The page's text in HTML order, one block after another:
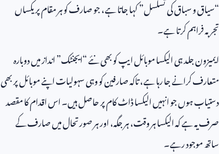
“سیاق و سباق کی تسلسل” کہا جاتا ہے، جو صارف کو ہر مقام پر یکساں
تجربہ فراہم کرتا ہے۔
ایمیزون جلد ہی الیکسا موبائل ایپ کو بھی نئے “ایجنٹک” انداز میں دوبارہ
متعارف کرانے جا رہا ہے، تاکہ صارفین کو وہی سہولیات اپنے موبائل پر بھی
دستیاب ہوں جو انہیں الیکسا ڈاٹ کام پر حاصل ہیں۔ اس اقدام کا مقصد
صرف یہ ہے کہ الیکسا ہر وقت، ہر جگہ، اور ہر صورتحال میں صارف کے
ساتھ موجود رہے۔